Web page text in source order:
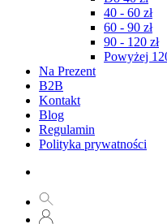
40 - 60 zł
60 - 90 zł
90 - 120 zł
Powyżej
Na Prezent
B2B
Kontakt
Blog
Regulamin
Polityka prywatności